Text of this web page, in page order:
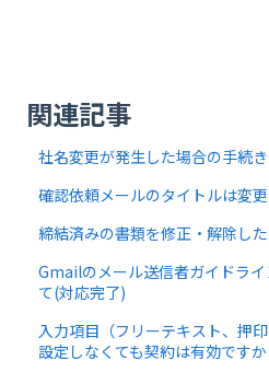
関連記事
社名変更が発生した場合の手続
確認依頼メールのタイトルは変
締結済みの書類を修正・解除し
Gmailのメール送信者ガイドラ
て(対応完了)
入力項目（フリーテキスト、押
設定しなくても契約は有効ですか